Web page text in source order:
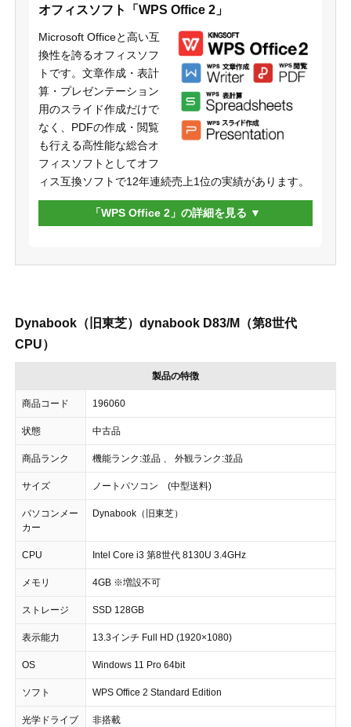
オフィスソフト「WPS Office 2」
Microsoft Officeと高い互
換性を誇るオフィスソフ
トです。文章作成・表計
算・プレゼンテーション
用のスライド作成だけで
なく、PDFの作成・閲覧
も行える高性能な総合オ
フィスソフトとしてオフ
ィス互換ソフトで12年連続売上1位の実績があります。
「WPS Office 2」の詳細を見る
Dynabook（旧東芝）dynabook D83/M（第8世代
CPU）
製品の特徴
商品コード 196060
状態 中古品
商品ランク 機能ランク:並品 、 外観ランク:並品
サイズ ノートパソコン (中型送料)
パソコンメー
カー
Dynabook（旧東芝）
CPU Intel Core i3 第8世代 8130U 3.4GHz
メモリ 4GB ※増設不可
ストレージ SSD 128GB
表示能力 13.3インチ Full HD (1920×1080)
OS Windows 11 Pro 64bit
ソフト WPS Office 2 Standard Edition
光学ドライブ 非搭載